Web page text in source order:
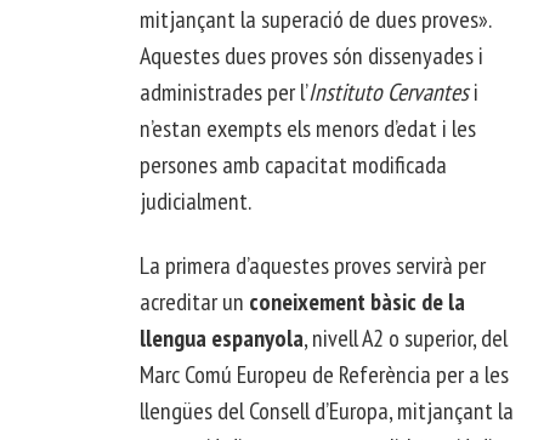
mitjançant la superació de dues proves».
Aquestes dues proves són dissenyades i
administrades per l’Instituto Cervantesi
n’estan exempts els menors d’edat i les
persones amb capacitat modificada
judicialment.
La primera d’aquestes proves servirà per
acreditar un coneixement bàsic de la
llengua espanyola, nivell A2 o superior, del
Marc Comú Europeu de Referència per a les
llengües del Consell d’Europa, mitjançant la